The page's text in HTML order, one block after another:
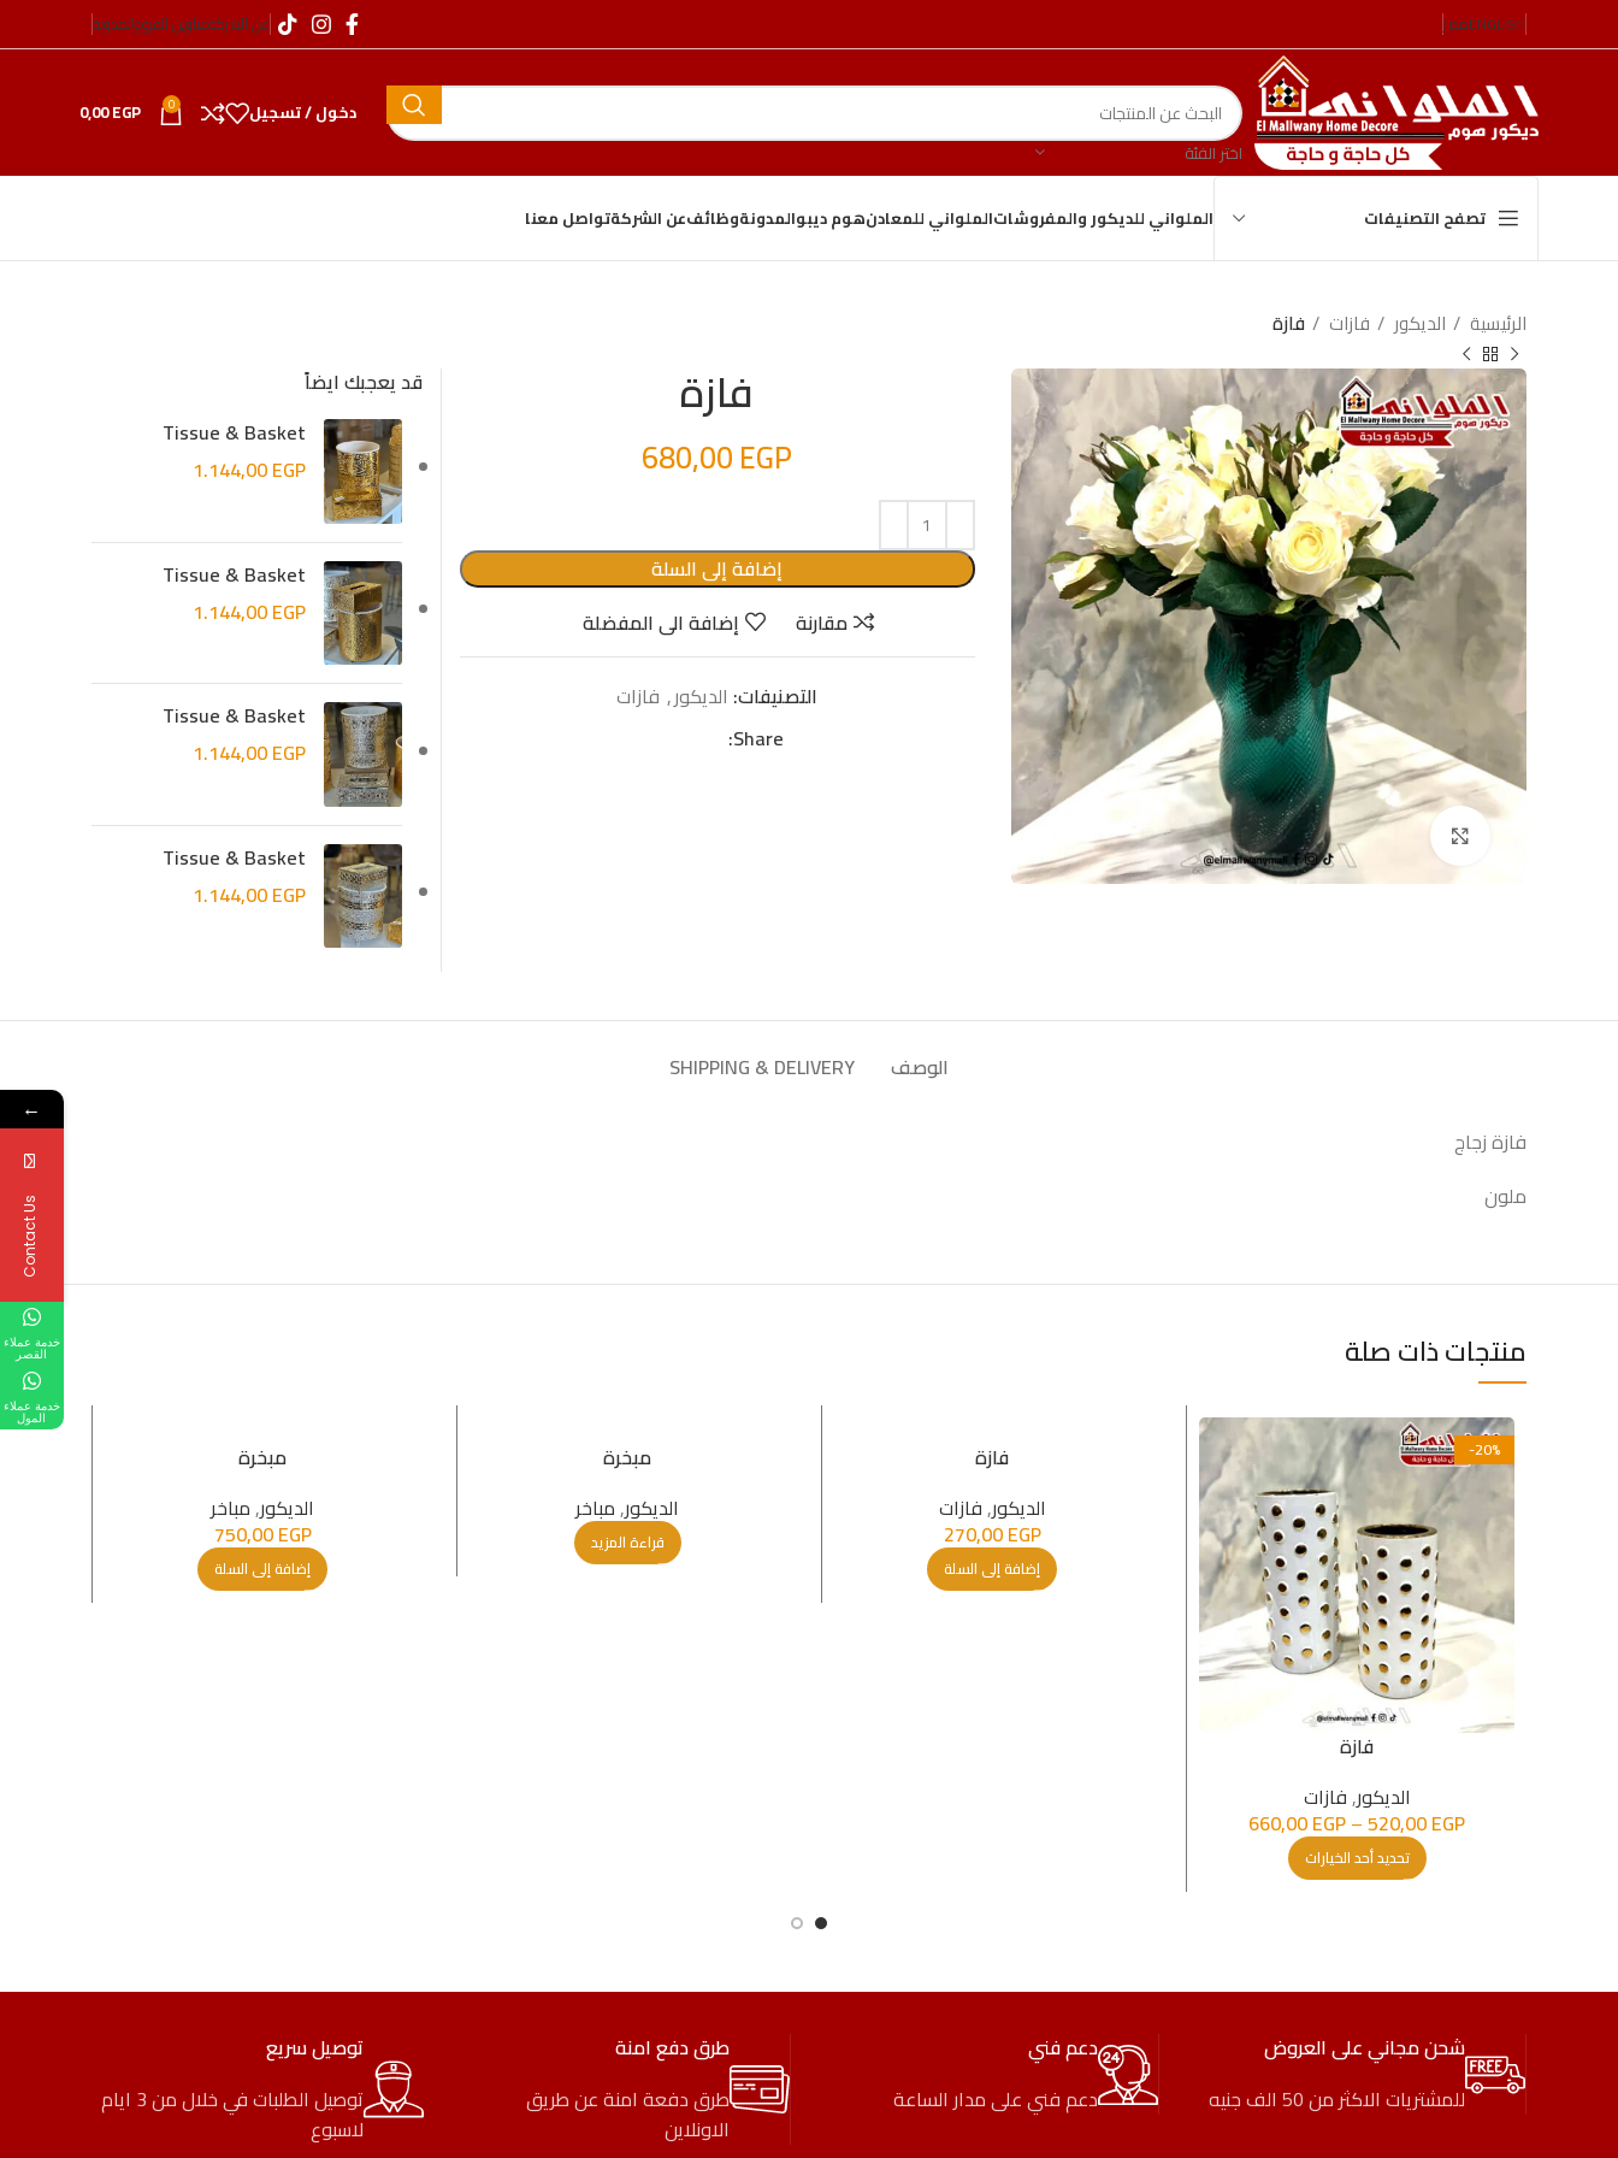
ENGLISHمصر عن الشركةعناوين الفروعالمدونة
اختر الفئة
دخول / تسجيل 0
0,00EGP
تصفح التصنيفات الملواني للديكور والمفروشاتالملواني للمعادنهوم ديبوالمدونةوظائفعن الشركةتواصل معنا
الرئيسية الدیكور فازات فازة
اضغط للتكبير
فازة
680,00EGP
إضافة إلى السلة
مقارنة
إضافة الى المفضلة
التصنيفات: الدیكور, فازات
Share:
قد يعجبك ايضاً
Tissue & Basket
1.144,00EGP
Tissue & Basket
1.144,00EGP
Tissue & Basket
1.144,00EGP
Tissue & Basket
1.144,00EGP
الوصف SHIPPING & DELIVERY
فازة زجاج
ملون
منتجات ذات صلة
-20%
فازة
الدیكور,فازات
520,00EGP
–
660,00EGP
تحديد أحد الخيارات
فازة
الدیكور,فازات
270,00EGP
إضافة إلى السلة
مبخرة
الدیكور,مباخر
قراءة المزيد
مبخرة
الدیكور,مباخر
750,00EGP
إضافة إلى السلة
شحن مجاني على العروض
للمشتريات الاكثر من 50 الف جنيه
دعم فني
دعم فني على مدار الساعة
طرق دفع امنة
طرق دفعة امنة عن طريق
الاونلاين
توصيل سريع
توصيل الطلبات في خلال من 3 ايام
لاسبوع
←
Contact Us
خدمة عملاء
القصر
خدمة عملاء
المول